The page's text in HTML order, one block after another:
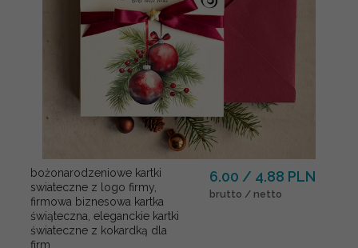
bożonarodzeniowe kartki
swiateczne z logo firmy,
firmowa biznesowa kartka
świąteczna, eleganckie kartki
świateczne z kokardką dla
firm
6.00 / 4.88 PLN
brutto / netto